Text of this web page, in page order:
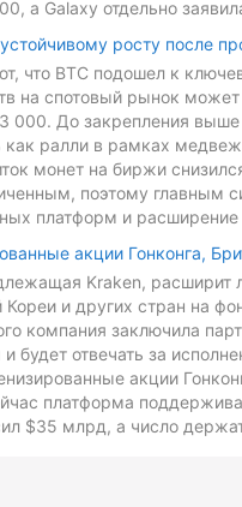
а Galaxy отдельно
росту после
что BTC подошел к
на спотовый рынок
000. До закрепления
как ралли в рамках
монет на биржи
поэтому главным
платформ и расширение
акции Гонконга,
Kraken, расширит
и других стран на
компания заключила
отвечать за
акции
платформа
$35 млрд, а число